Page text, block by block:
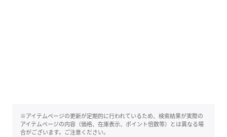
※アイテムページの更新が定期的に行われているため、検索結果が実際の
アイテムページの内容（価格、在庫表示、ポイント倍数等）とは異なる場
合がございます。ご注意ください。